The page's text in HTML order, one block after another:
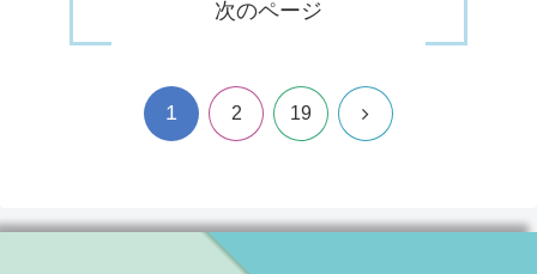
次のページ
1 2 19 次